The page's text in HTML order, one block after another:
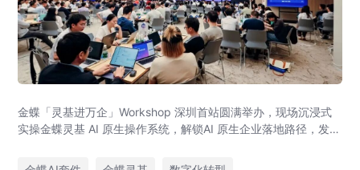
金蝶「灵基进万企」Workshop 深圳首站圆满举办，现场沉浸式
实操金蝶灵基 AI 原生操作系统，解锁AI 原生企业落地路径，发布
业完成数智化升级。